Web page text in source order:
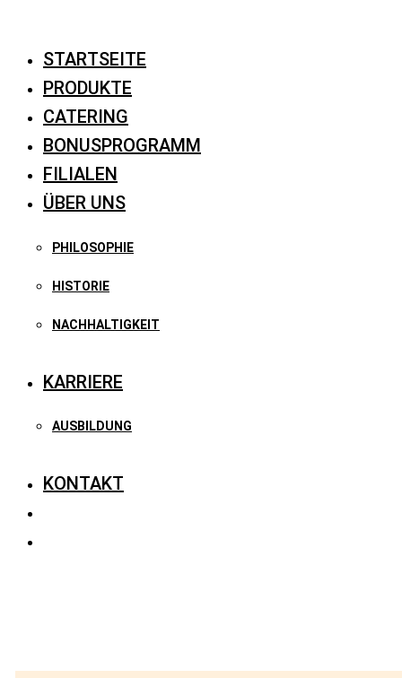
Inhalt
springen
STARTSEITE
PRODUKTE
CATERING
BONUSPROGRAMM
FILIALEN
ÜBER UNS
PHILOSOPHIE
HISTORIE
NACHHALTIGKEIT
KARRIERE
AUSBILDUNG
KONTAKT